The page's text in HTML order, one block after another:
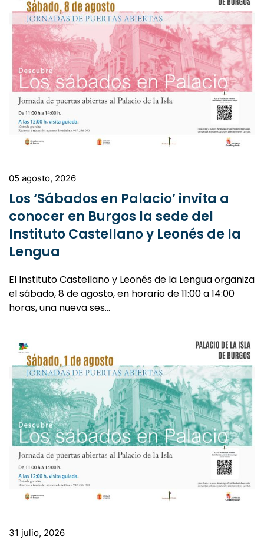
05 agosto, 2026
Los ‘Sábados en Palacio’ invita a
conocer en Burgos la sede del
Instituto Castellano y Leonés de la
Lengua
El Instituto Castellano y Leonés de la Lengua organiza
el sábado, 8 de agosto, en horario de 11:00 a 14:00
horas, una nueva ses…
31 julio, 2026